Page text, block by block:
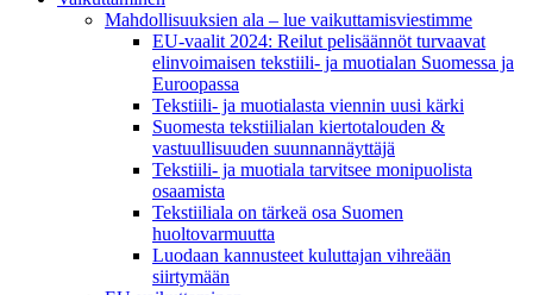
Mahdollisuuksien ala – lue vaikuttamis­viestimme
EU-vaalit 2024: Reilut pelisäännöt turvaavat
elinvoimaisen tekstiili- ja muotialan Suomessa ja
Euroopassa
Tekstiili- ja muotialasta viennin uusi kärki
Suomesta tekstiilialan kiertotalouden &
vastuullisuuden suunnannäyttäjä
Tekstiili- ja muotiala tarvitsee monipuolista
osaamista
Tekstiiliala on tärkeä osa Suomen
huoltovarmuutta
Luodaan kannusteet kuluttajan vihreään
siirtymään